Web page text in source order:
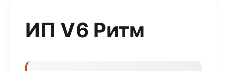
ИП V6 Ритм